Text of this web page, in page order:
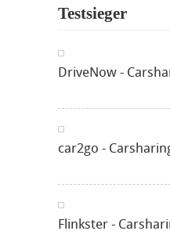
Testsieger
DriveNow -
car2go -
Flinkster -